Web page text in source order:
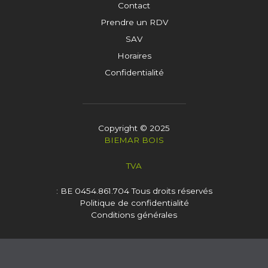
Contact
Prendre un RDV
SAV
Horaires
Confidentialité
Copyright © 2025
BIEMAR BOIS
TVA
: BE 0454.861.704Tous droits réservés
Politique de confidentialité
Conditions générales